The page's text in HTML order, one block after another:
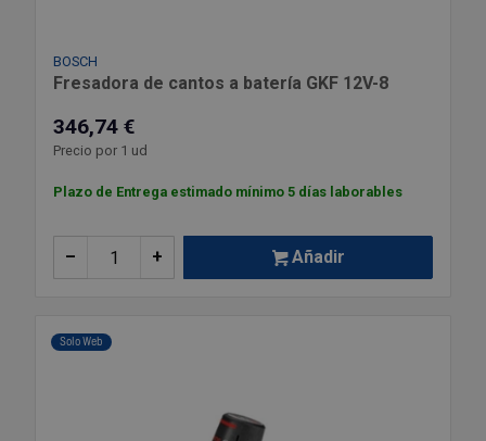
BOSCH
Fresadora de cantos a batería GKF 12V-8
346,74 €
Precio por 1 ud
Plazo de Entrega estimado mínimo 5 días laborables
+
– Añadir
Solo Web